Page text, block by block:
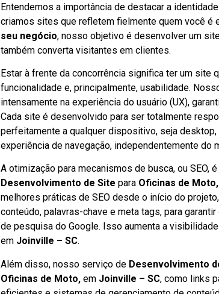
Entendemos a importância de destacar a
criamos sites que refletem fielmente quem você é
seu negócio, nosso objetivo é desenvolver um
também converta visitantes em clientes.
Estar à frente da concorrência significa ter um site
funcionalidade e, principalmente, usabilidade.
intensamente na experiência do usuário (UX),
Cada site é desenvolvido para ser totalmente
perfeitamente a qualquer dispositivo, seja
experiência de navegação, independentemente do
A otimização para mecanismos de busca, ou SEO,
Desenvolvimento de Site para Oficinas de Moto,
melhores práticas de SEO desde o início do
conteúdo, palavras-chave e meta tags, para
de pesquisa do Google. Isso aumenta a
em Joinville – SC.
Além disso, nosso serviço de Desenvolvimento
Oficinas de Moto, em Joinville – SC, como links